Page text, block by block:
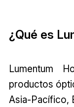
¿Qué es
Lumentum
productos
Asia-Pacífico,